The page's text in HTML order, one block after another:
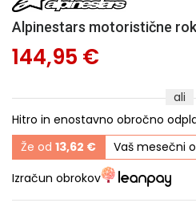
Alpinestars motoristične
144,95 €
ali
Hitro in enostavno obročno
Že od 13,62 €
Vaš mesečni
Izračun obrokov